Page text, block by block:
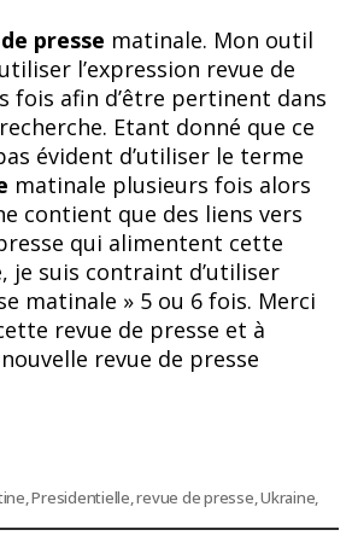
presse matinale. Mon outil
l’expression revue de
fois afin d’être pertinent dans
Etant donné que ce
évident d’utiliser le terme
matinale plusieurs fois alors
contient que des liens vers
qui alimentent cette
je suis contraint d’utiliser
matinale » 5 ou 6 fois. Merci
revue de presse et à
revue de presse
,Presidentielle,revue de presse,Ukraine,